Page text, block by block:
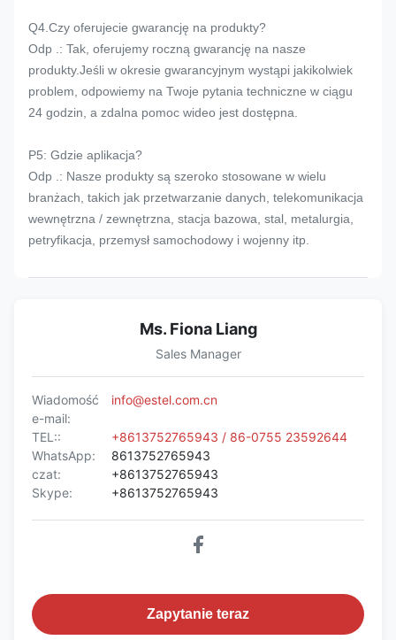
Q4.Czy oferujecie gwarancję na produkty?
Odp .: Tak, oferujemy roczną gwarancję na nasze
produkty.Jeśli w okresie gwarancyjnym wystąpi jakikolwiek
problem, odpowiemy na Twoje pytania techniczne w ciągu
24 godzin, a zdalna pomoc wideo jest dostępna.
P5: Gdzie aplikacja?
Odp .: Nasze produkty są szeroko stosowane w wielu
branżach, takich jak przetwarzanie danych, telekomunikacja
wewnętrzna / zewnętrzna, stacja bazowa, stal, metalurgia,
petryfikacja, przemysł samochodowy i wojenny itp.
Ms. Fiona Liang
Sales Manager
Wiadomość
e-mail:
info@estel.com.cn
TEL::
+8613752765943 / 86-0755 23592644
WhatsApp:
8613752765943
czat:
+8613752765943
Skype:
+8613752765943
Zapytanie teraz